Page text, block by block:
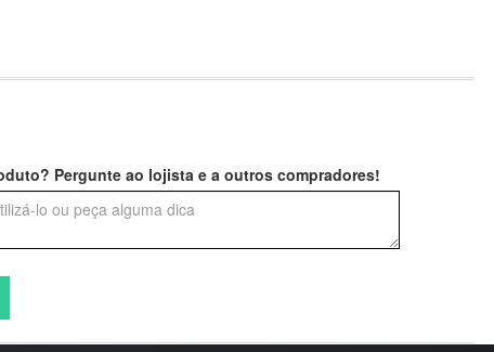
Pergunte ao lojista e a outros compradores!